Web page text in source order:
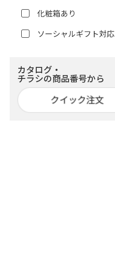
化粧箱あり
ソーシャルギフト対応
カタログ・
チラシの商品番号から